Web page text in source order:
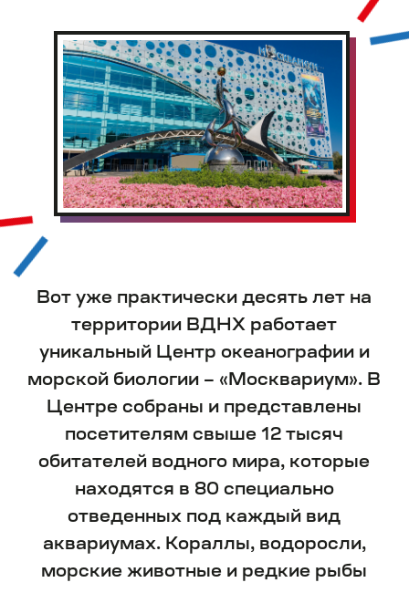
Не только отдых,
но и просвещение
доступно на ВДНХ
Подпишитесь на
уведомление
Об открытии выставки